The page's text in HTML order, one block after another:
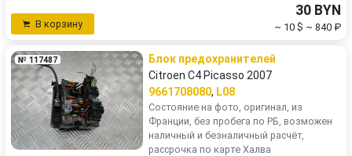
В корзину
30 BYN
~ 10 $ ~ 840 ₽
№ 117487
Блок предохранителей
Citroen C4 Picasso 2007
9661708080, L08
Состояние на фото, оригинал, из
Франции, без пробега по РБ, возможен
наличный и безналичный расчёт,
рассрочка по карте Халва